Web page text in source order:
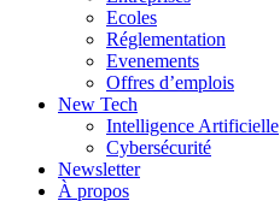
Ecoles
Réglementation
Evenements
Offres d’emplois
New Tech
Intelligence Artificielle
Cybersécurité
Newsletter
À propos